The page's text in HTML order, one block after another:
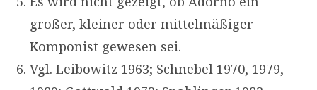
großer, kleiner oder mittelmäßiger
Komponist gewesen sei.
Vgl. Leibowitz 1963; Schnebel 1970, 1979,